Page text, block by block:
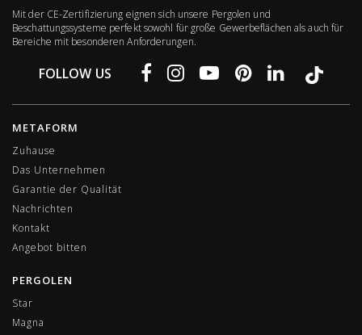
Mit der CE-Zertifizierung eignen sich unsere Pergolen und
Beschattungssysteme perfekt sowohl für große Gewerbeflächen als auch für
Bereiche mit besonderen Anforderungen.
FOLLOW US
METAFORM
Zuhause
Das Unternehmen
Garantie der Qualität
Nachrichten
Kontakt
Angebot bitten
PERGOLEN
Star
Magna